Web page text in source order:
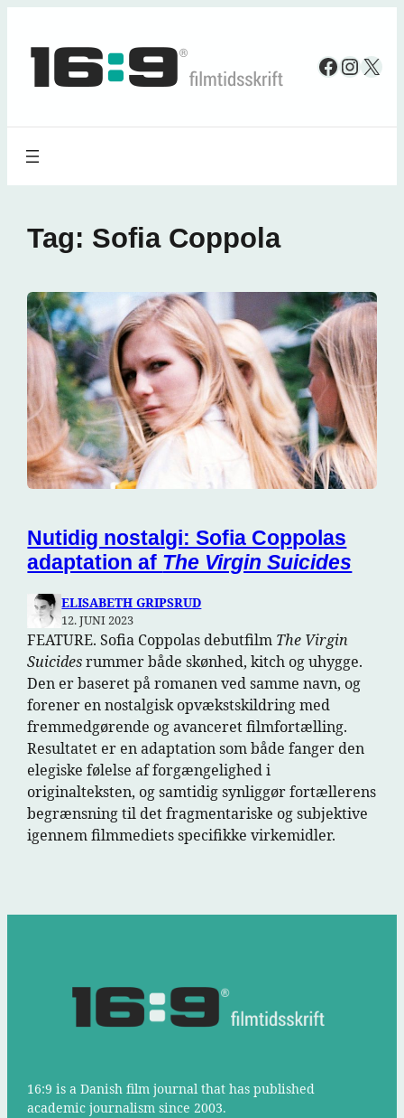
indhold
X
Tag: Sofia Coppola
Nutidig nostalgi: Sofia Coppolas
adaptation af The Virgin Suicides
ELISABETH GRIPSRUD
12. JUNI 2023
FEATURE. Sofia Coppolas debutfilm The Virgin
Suicidesrummer både skønhed, kitch og uhygge.
Den er baseret på romanen ved samme navn, og
forener en nostalgisk opvækstskildring med
fremmedgørende og avanceret filmfortælling.
Resultatet er en adaptation som både fanger den
elegiske følelse af forgængelighed i
originalteksten, og samtidig synliggør fortællerens
begrænsning til det fragmentariske og subjektive
igennem filmmediets specifikke virkemidler.
16:9 is a Danish film journal that has published
academic journalism since 2003.